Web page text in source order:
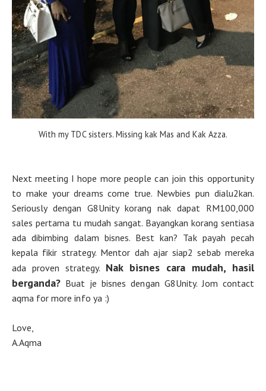
With my TDC sisters. Missing kak Mas and Kak Azza.
Next meeting I hope more people can join this opportunity
to make your dreams come true. Newbies pun dialu2kan.
Seriously dengan G8Unity korang nak dapat RM100,000
sales pertama tu mudah sangat. Bayangkan korang sentiasa
ada dibimbing dalam bisnes. Best kan? Tak payah pecah
kepala fikir strategy. Mentor dah ajar siap2 sebab mereka
ada proven strategy. Nak bisnes cara mudah, hasil
berganda? Buat je bisnes dengan G8Unity. Jom contact
aqma for more info ya :)
Love,
A.Aqma